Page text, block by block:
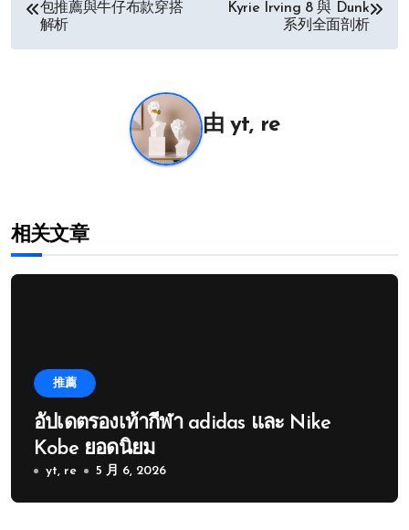
包推薦與牛仔布款穿搭
解析
Kyrie Irving 8 與 Dunk
系列全面剖析
由yt, re
相关文章
推薦
อัปเดตรองเท้ากีฬา adidas และ Nike
Kobe ยอดนิยม
yt, re 5 月 6, 2026